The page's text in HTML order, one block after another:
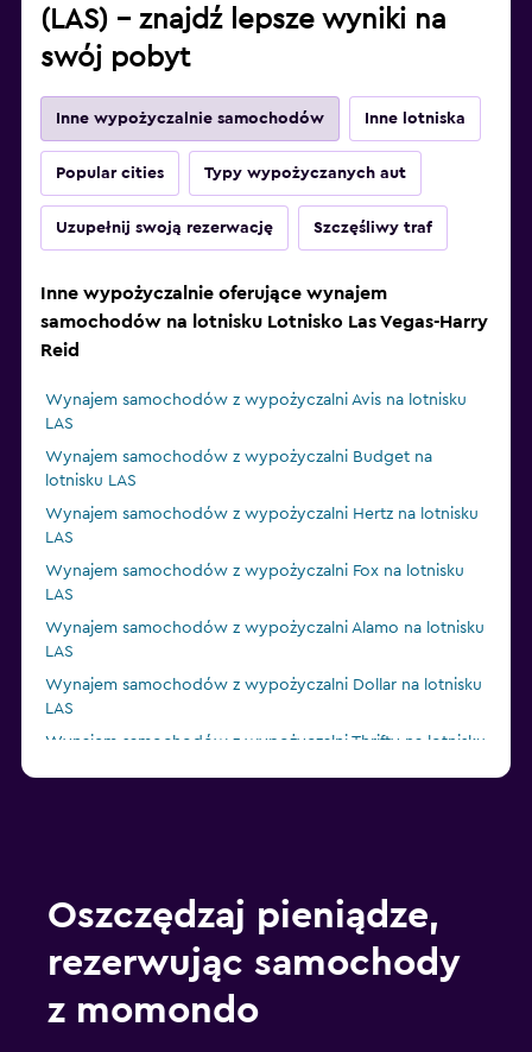
(LAS) – znajdź lepsze wyniki na
swój pobyt
Inne wypożyczalnie samochodów Inne lotniska
Popular cities Typy wypożyczanych aut
Uzupełnij swoją rezerwację Szczęśliwy traf
Inne wypożyczalnie oferujące wynajem
samochodów na lotnisku Lotnisko Las Vegas-Harry
Reid
Wynajem samochodów z wypożyczalni Avis na lotnisku
LAS
Wynajem samochodów z wypożyczalni Budget na
lotnisku LAS
Wynajem samochodów z wypożyczalni Hertz na lotnisku
LAS
Wynajem samochodów z wypożyczalni Fox na lotnisku
LAS
Wynajem samochodów z wypożyczalni Alamo na lotnisku
LAS
Wynajem samochodów z wypożyczalni Dollar na lotnisku
LAS
Wynajem samochodów z wypożyczalni Thrifty na lotnisku
Oszczędzaj pieniądze,
rezerwując samochody
z momondo